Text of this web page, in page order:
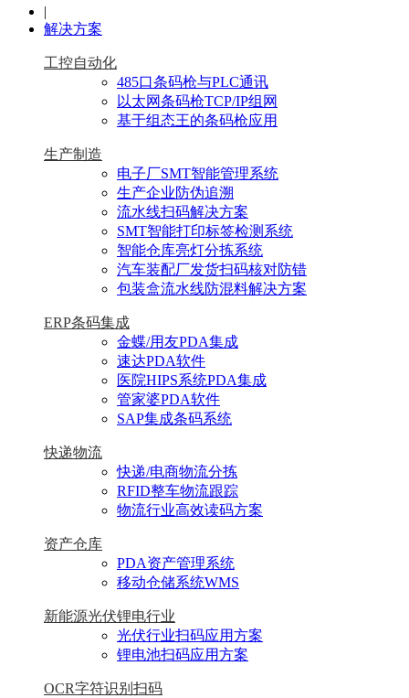
|
解决方案
工控自动化
485口条码枪与PLC通讯
以太网条码枪TCP/IP组网
基于组态王的条码枪应用
生产制造
电子厂SMT智能管理系统
生产企业防伪追溯
流水线扫码解决方案
SMT智能打印标签检测系统
智能仓库亮灯分拣系统
汽车装配厂发货扫码核对防错
包装盒流水线防混料解决方案
ERP条码集成
金蝶/用友PDA集成
速达PDA软件
医院HIPS系统PDA集成
管家婆PDA软件
SAP集成条码系统
快递物流
快递/电商物流分拣
RFID整车物流跟踪
物流行业高效读码方案
资产仓库
PDA资产管理系统
移动仓储系统WMS
新能源光伏锂电行业
光伏行业扫码应用方案
锂电池扫码应用方案
OCR字符识别扫码